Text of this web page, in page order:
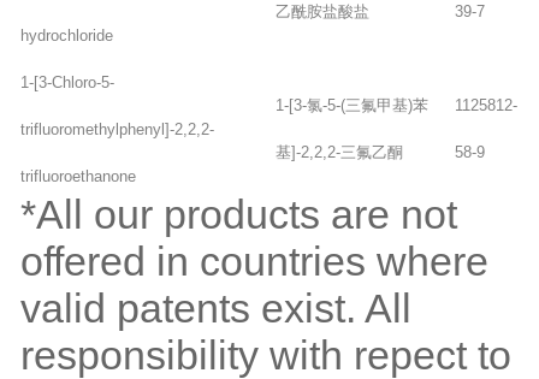
hydrochloride
乙酰胺盐酸盐 39-7
1-[3-Chloro-5-
trifluoromethylphenyl]-2,2,2-
trifluoroethanone
1-[3-氯-5-(三氟甲基)苯
基]-2,2,2-三氟乙酮
1125812-
58-9
*All our products are not
offered in countries where
valid patents exist. All
responsibility with repect to